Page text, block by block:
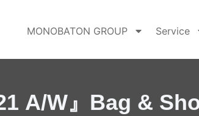
MONOBATON GROUP Service
A/W』Bag &